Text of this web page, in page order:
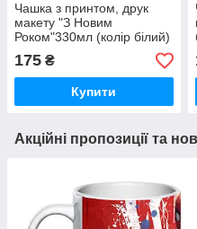
Чашка з принтом, друк
макету "З Новим
Роком"330мл (колір білий)
(16829 )
175 ₴
Купити
Акційні пропозиції та